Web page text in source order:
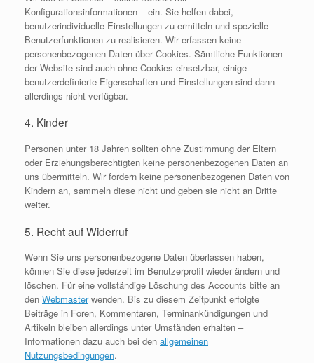
Konfigurationsinformationen – ein. Sie helfen dabei,
benutzerindividuelle Einstellungen zu ermitteln und spezielle
Benutzerfunktionen zu realisieren. Wir erfassen keine
personenbezogenen Daten über Cookies. Sämtliche Funktionen
der Website sind auch ohne Cookies einsetzbar, einige
benutzerdefinierte Eigenschaften und Einstellungen sind dann
allerdings nicht verfügbar.
4. Kinder
Personen unter 18 Jahren sollten ohne Zustimmung der Eltern
oder Erziehungsberechtigten keine personenbezogenen Daten an
uns übermitteln. Wir fordern keine personenbezogenen Daten von
Kindern an, sammeln diese nicht und geben sie nicht an Dritte
weiter.
5. Recht auf Widerruf
Wenn Sie uns personenbezogene Daten überlassen haben,
können Sie diese jederzeit im Benutzerprofil wieder ändern und
löschen. Für eine vollständige Löschung des Accounts bitte an
den Webmasterwenden. Bis zu diesem Zeitpunkt erfolgte
Beiträge in Foren, Kommentaren, Terminankündigungen und
Artikeln bleiben allerdings unter Umständen erhalten –
Informationen dazu auch bei den allgemeinen
Nutzungsbedingungen.